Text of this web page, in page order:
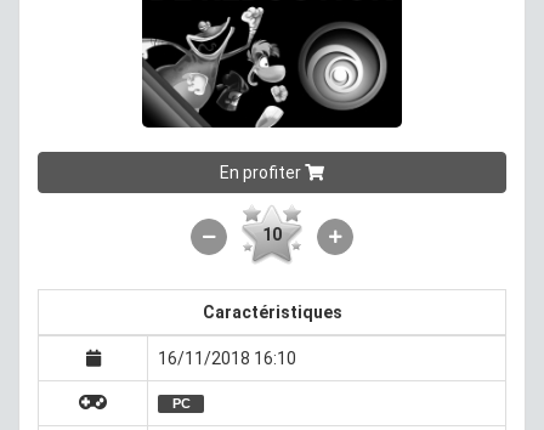
En profiter
10
Caractéristiques
16/11/2018 16:10
PC